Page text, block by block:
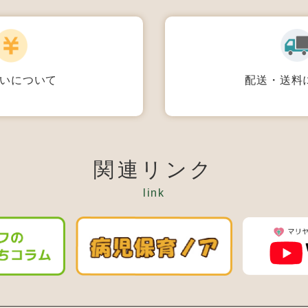
について 配送・送料
関連リンク
link